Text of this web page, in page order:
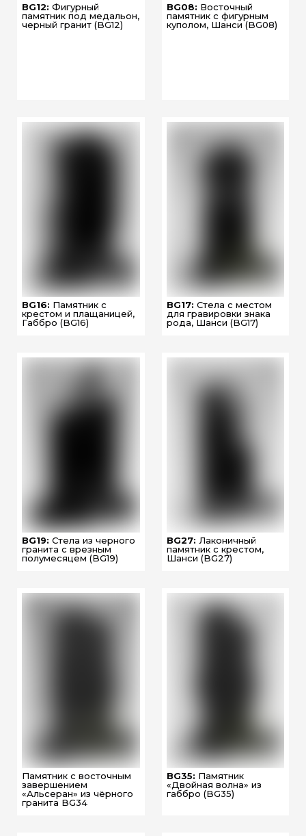
BG12: Фигурный
памятник под медальон,
черный гранит (BG12)
BG08: Восточный
памятник с фигурным
куполом, Шанси (BG08)
BG16: Памятник с
крестом и плащаницей,
Габбро (BG16)
BG17: Стела с местом
для гравировки знака
рода, Шанси (BG17)
BG19: Стела из черного
гранита с врезным
полумесяцем (BG19)
BG27: Лаконичный
памятник с крестом,
Шанси (BG27)
Памятник с восточным
завершением
«Альсеран» из чёрного
гранита BG34
BG35: Памятник
«Двойная волна» из
габбро (BG35)